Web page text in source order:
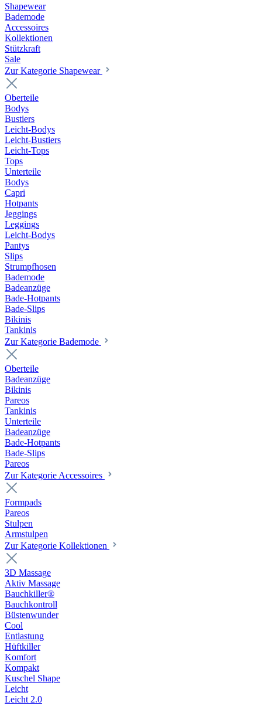
Shapewear
Bademode
Accessoires
Kollektionen
Stützkraft
Sale
Zur Kategorie Shapewear
Oberteile
Bodys
Bustiers
Leicht-Bodys
Leicht-Bustiers
Leicht-Tops
Tops
Unterteile
Bodys
Capri
Hotpants
Jeggings
Leggings
Leicht-Bodys
Pantys
Slips
Strumpfhosen
Bademode
Badeanzüge
Bade-Hotpants
Bade-Slips
Bikinis
Tankinis
Zur Kategorie Bademode
Oberteile
Badeanzüge
Bikinis
Pareos
Tankinis
Unterteile
Badeanzüge
Bade-Hotpants
Bade-Slips
Pareos
Zur Kategorie Accessoires
Formpads
Pareos
Stulpen
Armstulpen
Zur Kategorie Kollektionen
3D Massage
Aktiv Massage
Bauchkiller®
Bauchkontroll
Büstenwunder
Cool
Entlastung
Hüftkiller
Komfort
Kompakt
Kuschel Shape
Leicht
Leicht 2.0